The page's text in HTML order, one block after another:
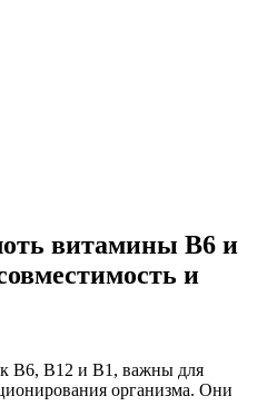
витамины B6 и
и
B6, B12 и B1, важны для
организма. Они